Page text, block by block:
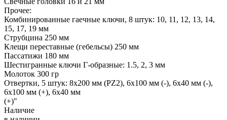
Прочее:
Комбинированные гаечные ключи, 8 штук: 10, 11, 12, 13, 14,
15, 17, 19 мм
Струбцина 250 мм
Клещи переставные (гебельсы) 250 мм
Пассатижи 180 мм
Шестигранные ключи Г-образные: 1.5, 2, 3 мм
Молоток 300 гр
Отвертки, 5 штук: 8x200 мм (PZ2), 6x100 мм (-), 6x40 мм (-),
6x100 мм (+), 6x40 мм
Наличие